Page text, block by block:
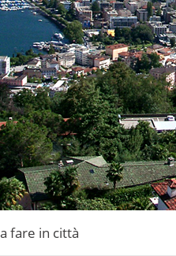
fare in città